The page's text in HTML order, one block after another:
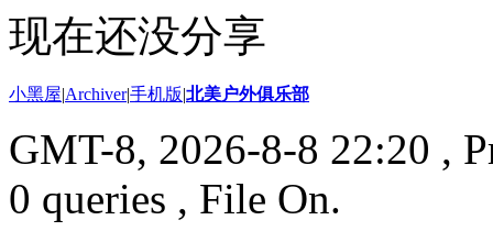
现在还没分享
小黑屋|Archiver|手机版|北美户外俱乐部
GMT-8, 2026-8-8 22:20 ,
0 queries , File On.